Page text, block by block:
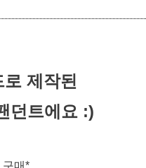
제작된
던트에요 :)
구매*